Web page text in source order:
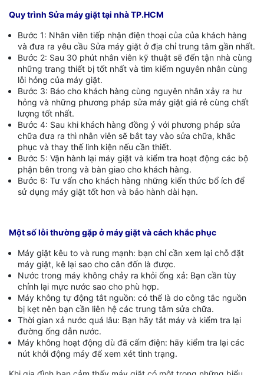
Quy trình Sửa máy giặt tại nhà TP.HCM
Bước 1: Nhân viên tiếp nhận điện thoại của của khách hàng
và đưa ra yêu cầu Sửa máy giặt ở địa chỉ trung tâm gần nhất.
Bước 2: Sau 30 phút nhân viên kỹ thuật sẽ đến tận nhà cùng
những trang thiết bị tốt nhất và tìm kiếm nguyên nhân cùng
lỗi hỏng của máy giặt.
Bước 3: Báo cho khách hàng cùng nguyên nhân xảy ra hư
hỏng và những phương pháp sửa máy giặt giá rẻ cùng chất
lượng tốt nhất.
Bước 4: Sau khi khách hàng đồng ý với phương pháp sửa
chữa đưa ra thì nhân viên sẽ bắt tay vào sửa chữa, khắc
phục và thay thế linh kiện nếu cần thiết.
Bước 5: Vận hành lại máy giặt và kiểm tra hoạt động các bộ
phận bên trong và bàn giao cho khách hàng.
Bước 6: Tư vấn cho khách hàng những kiến thức bổ ích để
sử dụng máy giặt tốt hơn và bảo hành dài hạn.
Một số lỗi thường gặp ở máy giặt và cách khắc phục
Máy giặt kêu to và rung mạnh: bạn chỉ cần xem lại chỗ đặt
máy giặt, kê lại sao cho cân đốn là được.
Nước trong máy không chảy ra khỏi ống xả: Bạn cần tùy
chỉnh lại mực nước sao cho phù hợp.
Máy không tự động tắt nguồn: có thể là do công tắc nguồn
bị kẹt nên bạn cần liên hệ các trung tâm sửa chữa.
Thời gian xả nước quá lâu: Bạn hãy tắt máy và kiểm tra lại
đường ống dẫn nước.
Máy không hoạt động dù đã cấm điện: hãy kiểm tra lại các
nút khởi động máy để xem xét tình trạng.